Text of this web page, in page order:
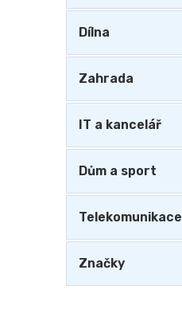
Dílna
Zahrada
IT a kancelář
Dům a sport
Telekomunikace
Značky